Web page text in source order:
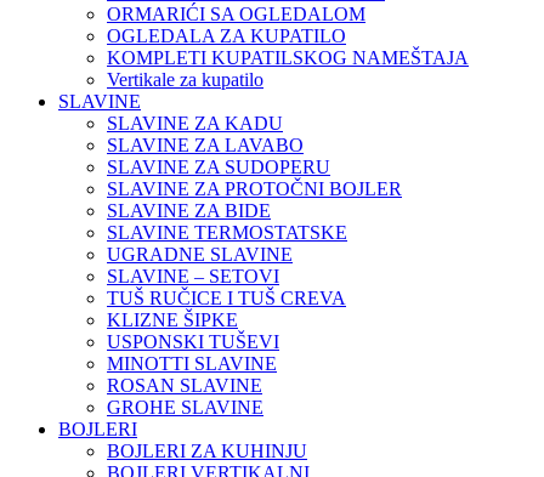
ORMARIĆI SA OGLEDALOM
OGLEDALA ZA KUPATILO
KOMPLETI KUPATILSKOG NAMEŠTAJA
Vertikale za kupatilo
SLAVINE
SLAVINE ZA KADU
SLAVINE ZA LAVABO
SLAVINE ZA SUDOPERU
SLAVINE ZA PROTOČNI BOJLER
SLAVINE ZA BIDE
SLAVINE TERMOSTATSKE
UGRADNE SLAVINE
SLAVINE – SETOVI
TUŠ RUČICE I TUŠ CREVA
KLIZNE ŠIPKE
USPONSKI TUŠEVI
MINOTTI SLAVINE
ROSAN SLAVINE
GROHE SLAVINE
BOJLERI
BOJLERI ZA KUHINJU
BOJLERI VERTIKALNI